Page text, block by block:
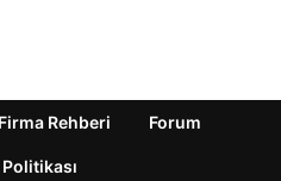
Firma Rehberi Forum